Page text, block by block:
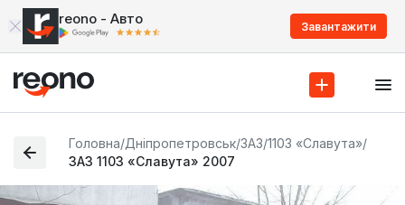
reono - Авто Завантажити
Головна/Дніпропетровськ/ЗАЗ/1103 «Славута»/
ЗАЗ 1103 «Славута» 2007